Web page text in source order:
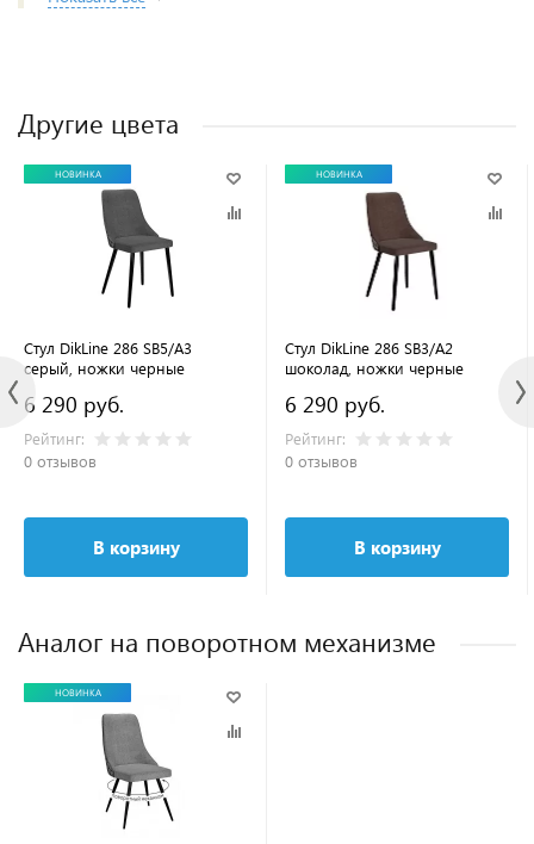
Другие цвета
НОВИНКА
Стул DikLine 286 SB5/A3
серый, ножки черные
6 290 руб.
Рейтинг:
0 отзывов
В корзину
НОВИНКА
Стул DikLine 286 SB3/A2
шоколад, ножки черные
6 290 руб.
Рейтинг:
0 отзывов
В корзину
Аналог на поворотном механизме
НОВИНКА